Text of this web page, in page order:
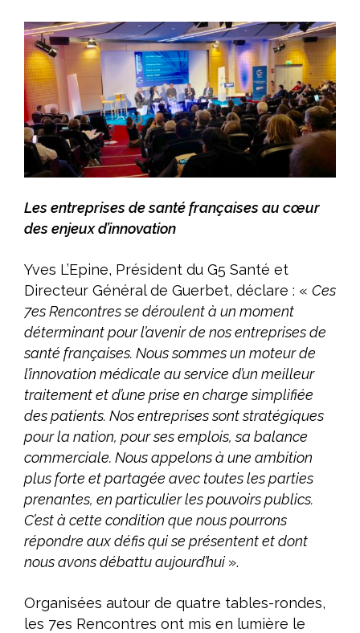
Les entreprises de santé françaises au cœur
des enjeux d’innovation
Yves L’Epine, Président du G5 Santé et
Directeur Général de Guerbet, déclare : « Ces
7es Rencontres se déroulent à un moment
déterminant pour l’avenir de nos entreprises de
santé françaises. Nous sommes un moteur de
l’innovation médicale au service d’un meilleur
traitement et d’une prise en charge simplifiée
des patients. Nos entreprises sont stratégiques
pour la nation, pour ses emplois, sa balance
commerciale. Nous appelons à une ambition
plus forte et partagée avec toutes les parties
prenantes, en particulier les pouvoirs publics.
C’est à cette condition que nous pourrons
répondre aux défis qui se présentent et dont
nous avons débattu aujourd’hui ».
Organisées autour de quatre tables-rondes,
les 7es Rencontres ont mis en lumière le